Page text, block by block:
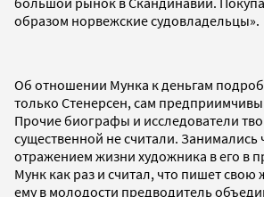
образом норвежские судовладельцы».
Об отношении Мунка к деньгам
только Стенерсен, сам
Прочие биографы и исследователи
существенной не считали. Занимались
отражением жизни художника в его в
Мунк как раз и считал, что пишет свою
ему в молодости предводитель